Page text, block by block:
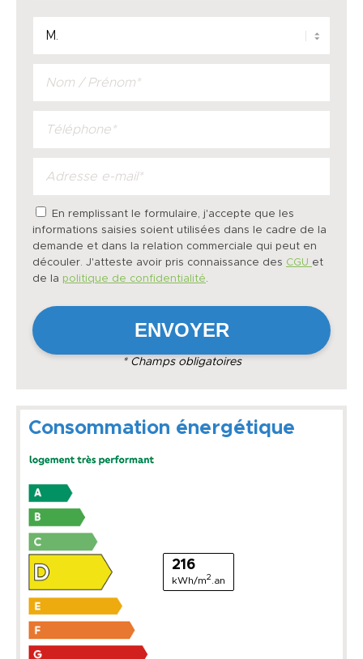
En remplissant le formulaire, j'accepte que les
informations saisies soient utilisées dans le cadre de la
demande et dans la relation commerciale qui peut en
découler. J'atteste avoir pris connaissance des CGU et
de la politique de confidentialité.
* Champs obligatoires
Consommation énergétique
216
kWh/m2 .an